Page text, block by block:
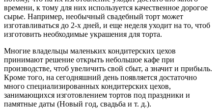
времени, к тому для них используется качественное дорогое
сырье. Например, необычный свадебный торт может
изготавливаться до 2-х дней, и еще неделя уходит на то, чтоб
изготовить необходимые украшения для торта.
Многие владельцы маленьких кондитерских цехов
принимают решение открыть небольшое кафе при
производстве, чтоб увеличить свой сбыт, а значит и прибыль.
Кроме того, на сегодняшний день появляется достаточно
много специализированных кондитерских цехов,
занимающихся изготовлением тортов под праздники и
памятные даты (Новый год, свадьба и т. д.).